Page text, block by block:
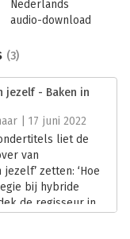
Nederlands
audio-download
mp3
Persoonlijke effectiviteit
(3)
jezelf - Baken in
| 17 juni 2022
liet de
van
jezelf’ zetten: ‘Hoe
bij hybride
de regisseur in